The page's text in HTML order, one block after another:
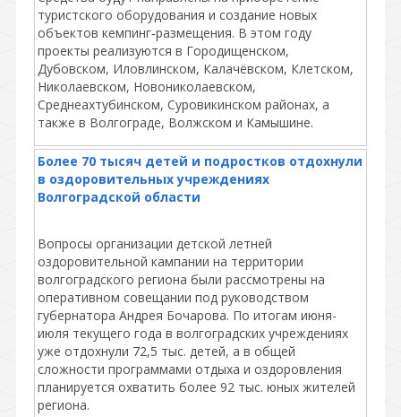
туристского оборудования и создание новых
объектов кемпинг‑размещения. В этом году
проекты реализуются в Городищенском,
Дубовском, Иловлинском, Калачёвском, Клетском,
Николаевском, Новониколаевском,
Среднеахтубинском, Суровикинском районах, а
также в Волгограде, Волжском и Камышине.
Более 70 тысяч детей и подростков отдохнули
в оздоровительных учреждениях
Волгоградской области
Вопросы организации детской летней
оздоровительной кампании на территории
волгоградского региона были рассмотрены на
оперативном совещании под руководством
губернатора Андрея Бочарова. По итогам июня-
июля текущего года в волгоградских учреждениях
уже отдохнули 72,5 тыс. детей, а в общей
сложности программами отдыха и оздоровления
планируется охватить более 92 тыс. юных жителей
региона.